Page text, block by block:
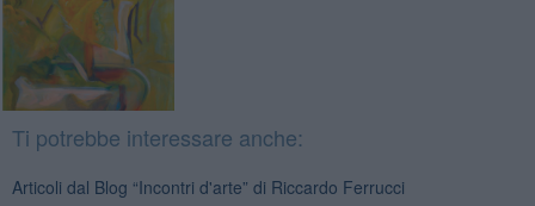
Ti potrebbe interessare anche:
Articoli dal Blog “Incontri d'arte” di Riccardo Ferrucci